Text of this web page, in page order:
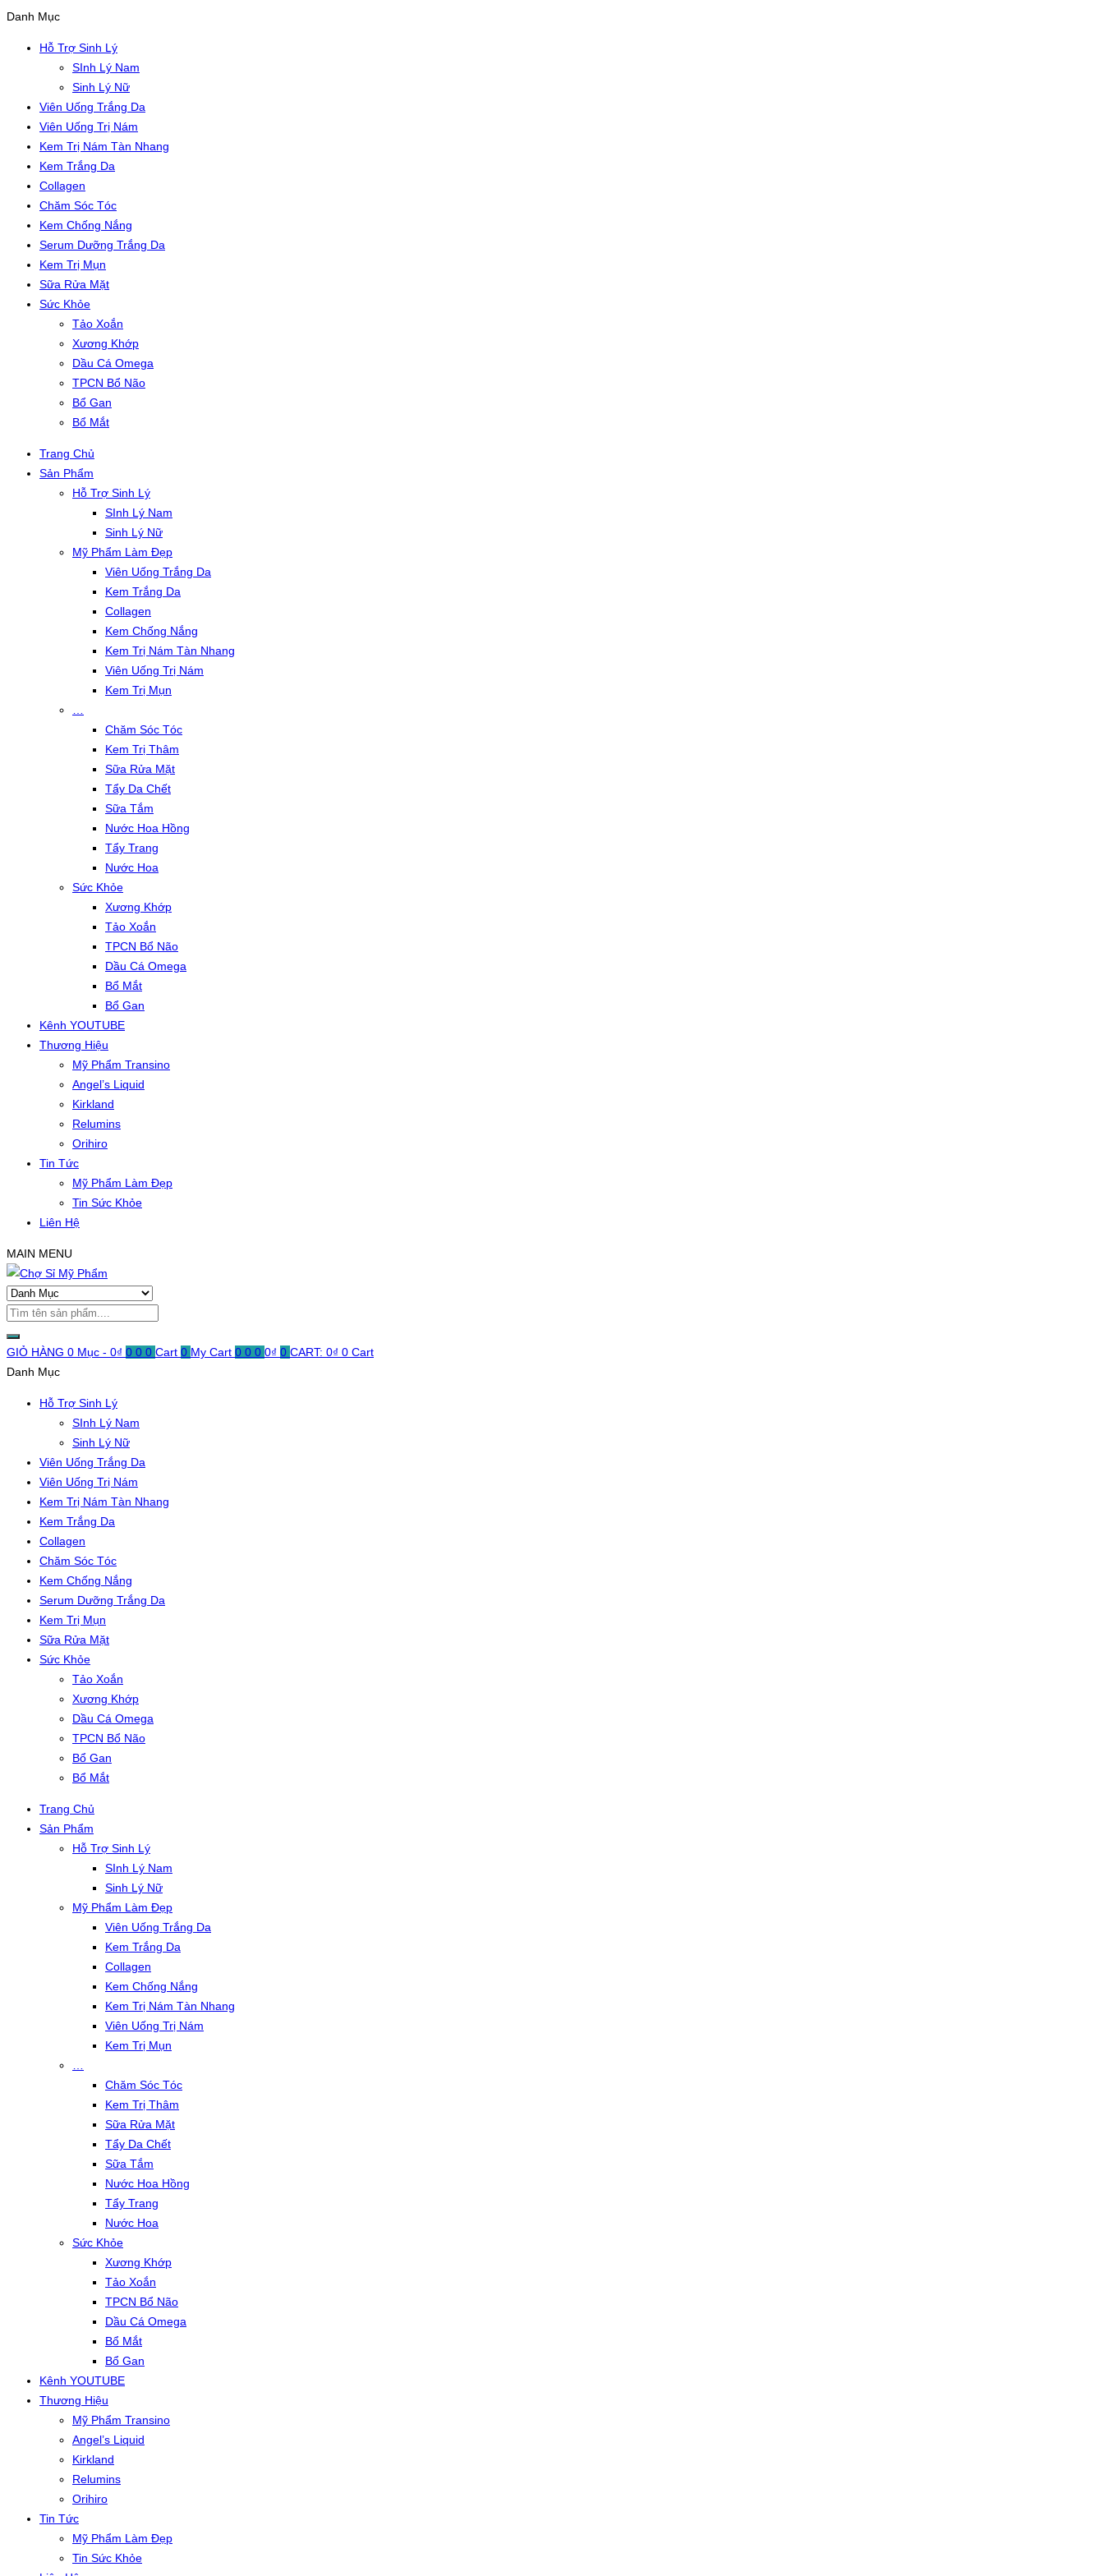
Danh Mục
Hỗ Trợ Sinh Lý
SInh Lý Nam
Sinh Lý Nữ
Viên Uống Trắng Da
Viên Uống Trị Nám
Kem Trị Nám Tàn Nhang
Kem Trắng Da
Collagen
Chăm Sóc Tóc
Kem Chống Nắng
Serum Dưỡng Trắng Da
Kem Trị Mụn
Sữa Rửa Mặt
Sức Khỏe
Tảo Xoắn
Xương Khớp
Dầu Cá Omega
TPCN Bổ Não
Bổ Gan
Bổ Mắt
Trang Chủ
Sản Phẩm
Hỗ Trợ Sinh Lý
SInh Lý Nam
Sinh Lý Nữ
Mỹ Phẩm Làm Đẹp
Viên Uống Trắng Da
Kem Trắng Da
Collagen
Kem Chống Nắng
Kem Trị Nám Tàn Nhang
Viên Uống Trị Nám
Kem Trị Mụn
Chăm Sóc Tóc
Kem Trị Thâm
Sữa Rửa Mặt
Tẩy Da Chết
Sữa Tắm
Nước Hoa Hồng
Tẩy Trang
Nước Hoa
Sức Khỏe
Xương Khớp
Tảo Xoắn
TPCN Bổ Não
Dầu Cá Omega
Bổ Mắt
Bổ Gan
Kênh YOUTUBE
Thương Hiệu
Mỹ Phẩm Transino
Angel’s Liquid
Kirkland
Relumins
Orihiro
Tin Tức
Mỹ Phẩm Làm Đẹp
Tin Sức Khỏe
Liên Hệ
MAIN MENU
GIỎ HÀNG 0 Mục - 0₫ 0 0 0 Cart 0 My Cart 0 0 0 0₫ 0 CART: 0₫ 0 Cart
Danh Mục
Hỗ Trợ Sinh Lý
SInh Lý Nam
Sinh Lý Nữ
Viên Uống Trắng Da
Viên Uống Trị Nám
Kem Trị Nám Tàn Nhang
Kem Trắng Da
Collagen
Chăm Sóc Tóc
Kem Chống Nắng
Serum Dưỡng Trắng Da
Kem Trị Mụn
Sữa Rửa Mặt
Sức Khỏe
Tảo Xoắn
Xương Khớp
Dầu Cá Omega
TPCN Bổ Não
Bổ Gan
Bổ Mắt
Trang Chủ
Sản Phẩm
Hỗ Trợ Sinh Lý
SInh Lý Nam
Sinh Lý Nữ
Mỹ Phẩm Làm Đẹp
Viên Uống Trắng Da
Kem Trắng Da
Collagen
Kem Chống Nắng
Kem Trị Nám Tàn Nhang
Viên Uống Trị Nám
Kem Trị Mụn
Chăm Sóc Tóc
Kem Trị Thâm
Sữa Rửa Mặt
Tẩy Da Chết
Sữa Tắm
Nước Hoa Hồng
Tẩy Trang
Nước Hoa
Sức Khỏe
Xương Khớp
Tảo Xoắn
TPCN Bổ Não
Dầu Cá Omega
Bổ Mắt
Bổ Gan
Kênh YOUTUBE
Thương Hiệu
Mỹ Phẩm Transino
Angel’s Liquid
Kirkland
Relumins
Orihiro
Tin Tức
Mỹ Phẩm Làm Đẹp
Tin Sức Khỏe